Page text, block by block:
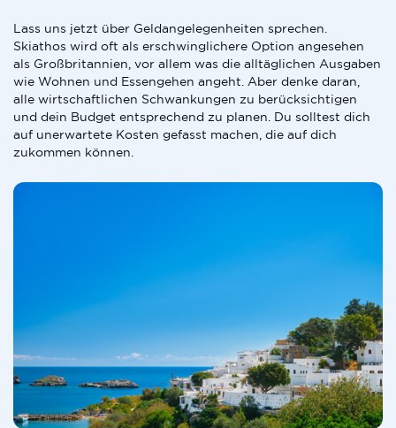
Lass uns jetzt über Geldangelegenheiten sprechen.
Skiathos wird oft als erschwinglichere Option angesehen
als Großbritannien, vor allem was die alltäglichen Ausgaben
wie Wohnen und Essengehen angeht. Aber denke daran,
alle wirtschaftlichen Schwankungen zu berücksichtigen
und dein Budget entsprechend zu planen. Du solltest dich
auf unerwartete Kosten gefasst machen, die auf dich
zukommen können.